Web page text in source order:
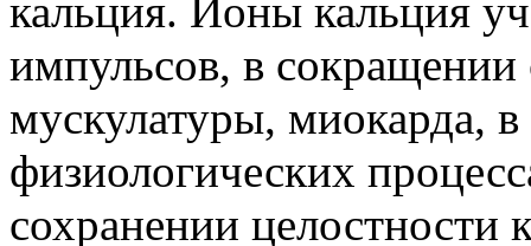
кальция. Ионы кальция
импульсов, в сокращении
мускулатуры, миокарда,
физиологических
сохранении целостности